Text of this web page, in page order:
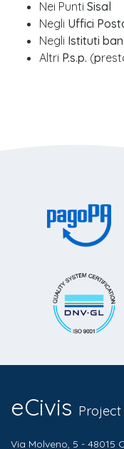
Nei Punti Sisal
Negli Uffici
Negli Istituti
Altri P.s.p. (p
eCivis Project
Via Molveno, 5 - 48015